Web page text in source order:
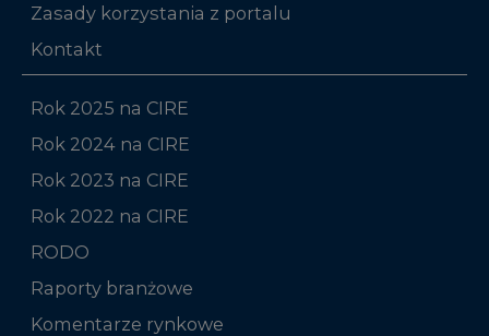
Zasady korzystania z portalu
Kontakt
Rok 2025 na CIRE
Rok 2024 na CIRE
Rok 2023 na CIRE
Rok 2022 na CIRE
RODO
Raporty branżowe
Komentarze rynkowe